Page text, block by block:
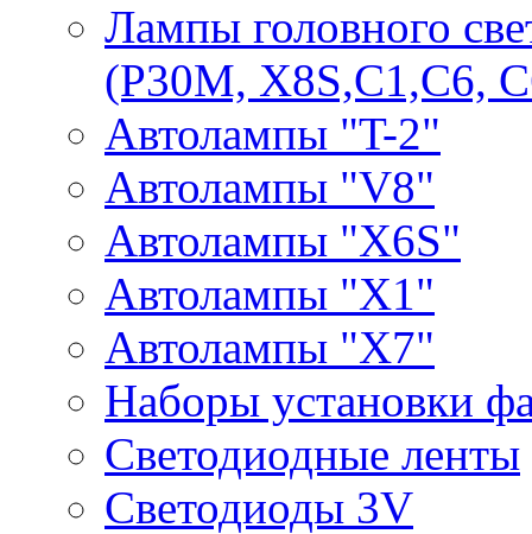
Лампы головного
(P30M, X8S,С1,С6,
Автолампы "T-2"
Автолампы "V8"
Автолампы "X6S"
Автолампы "Х1"
Автолампы "Х7"
Наборы установки
Светодиодные ленты
Светодиоды 3V